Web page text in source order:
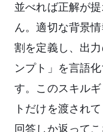
並べれば正解が
ん。適切な背景
割を定義し、出
ンプト」を言語
す。このスキル
トだけを渡され
回答しか返って